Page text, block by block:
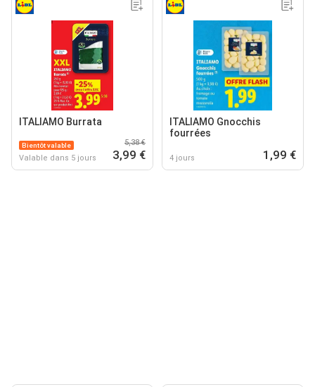
ITALIAMO Burrata
Bientôt valable
Valable dans 5 jours
5,38 €
3,99 €
ITALIAMO Gnocchis
fourrées
4 jours 1,99 €